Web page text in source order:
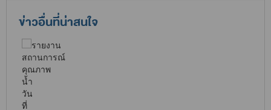
ข่าวอื่นที่น่าสนใจ